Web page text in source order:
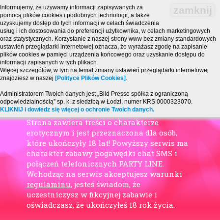
zamknij
Informujemy, że używamy informacji zapisywanych za
pomocą plików cookies i podobnych technologii, a także
uzyskujemy dostęp do tych informacji w celach świadczenia
usług i ich dostosowania do preferencji użytkownika, w celach marketingowych
oraz statystycznych. Korzystanie z naszej strony www bez zmiany standardowych
ustawień przeglądarki internetowej oznacza, że wyrażasz zgodę na zapisanie
plików cookies w pamięci urządzenia końcowego oraz uzyskanie dostępu do
informacji zapisanych w tych plikach.
Więcej szczegółów, w tym na temat zmiany ustawień przeglądarki internetowej
znajdziesz w naszej [Polityce Plików Cookies] .
Administratorem Twoich danych jest „Bild Presse spółka z ograniczoną
odpowiedzialnością” sp. k. z siedzibą w Łodzi, numer KRS 0000323070.
KLIKNIJ i dowiedz się więcej o ochronie Twoich danych.
Strona zawiera treści o charakterze
erotycznym i jest przeznaczona dla osób,
które ukończyły 18 lat! Powyższy serwis ma
charakter zabawy pogawędki chat SMS i
połączeń telefonicznych PARTY LINE.
Wchodząc na serwis akceptujesz warunki
regulaminu, jesteś świadom, że
uczestniczysz w fikcyjnej zabawie i
oświadczasz, że ukończyłeś 18 rok życia.